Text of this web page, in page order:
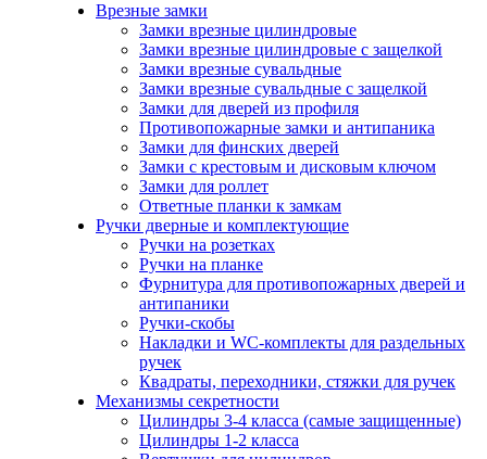
Врезные замки
Замки врезные цилиндровые
Замки врезные цилиндровые с защелкой
Замки врезные сувальдные
Замки врезные сувальдные с защелкой
Замки для дверей из профиля
Противопожарные замки и антипаника
Замки для финских дверей
Замки с крестовым и дисковым ключом
Замки для роллет
Ответные планки к замкам
Ручки дверные и комплектующие
Ручки на розетках
Ручки на планке
Фурнитура для противопожарных дверей и
антипаники
Ручки-скобы
Накладки и WC-комплекты для раздельных
ручек
Квадраты, переходники, стяжки для ручек
Механизмы секретности
Цилиндры 3-4 класса (самые защищенные)
Цилиндры 1-2 класса